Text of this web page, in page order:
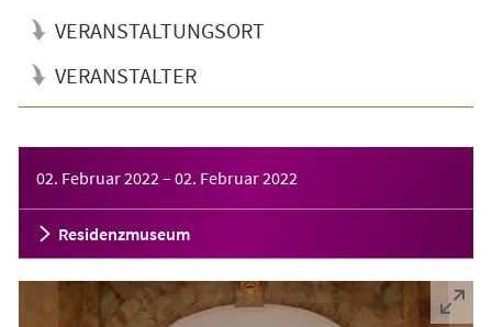
VERANSTALTUNGSORT
VERANSTALTER
02. Februar 2022 – 02. Februar 2022
Residenzmuseum